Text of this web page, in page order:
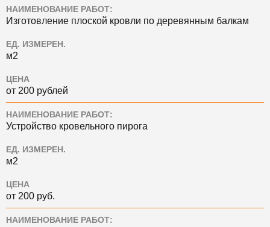
НАИМЕНОВАНИЕ РАБОТ:
Изготовление плоской кровли по деревянным балкам
ЕД. ИЗМЕРЕН.
м2
ЦЕНА
от 200 рублей
НАИМЕНОВАНИЕ РАБОТ:
Устройство кровельного пирога
ЕД. ИЗМЕРЕН.
м2
ЦЕНА
от 200 руб.
НАИМЕНОВАНИЕ РАБОТ: